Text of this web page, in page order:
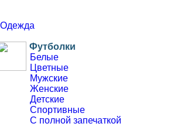
Одежда
Футболки
Белые
Цветные
Мужские
Женские
Детские
Спортивные
С полной запечаткой